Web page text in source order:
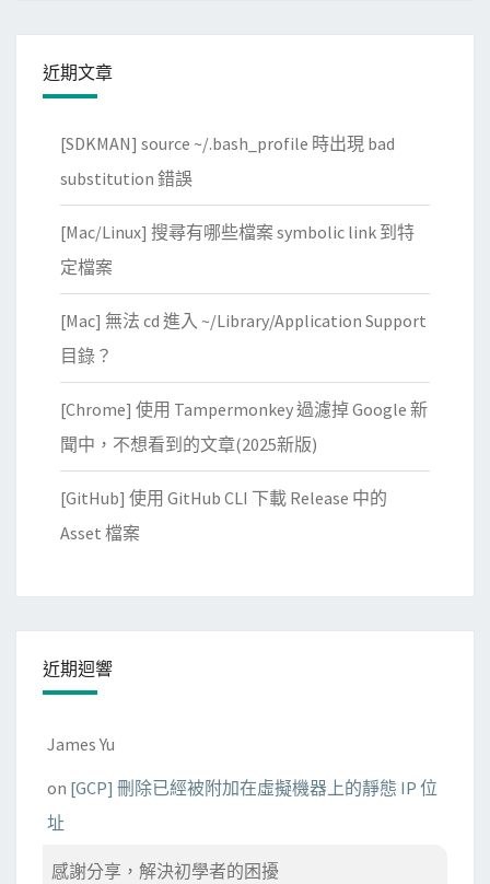
O
S
l
e
t
e
V
e
r
s
i
使
近期文章
[SDKMAN] source ~/.bash_profile 時出現 bad
substitution 錯誤
[Mac/Linux] 搜尋有哪些檔案 symbolic link 到特
定檔案
[Mac] 無法 cd 進入 ~/Library/Application Support
目錄？
[Chrome] 使用 Tampermonkey 過濾掉 Google 新
聞中，不想看到的文章(2025新版)
[GitHub] 使用 GitHub CLI 下載 Release 中的
Asset 檔案
近期迴響
James Yu
on [GCP] 刪除已經被附加在虛擬機器上的靜態 IP 位
址
感謝分享，解決初學者的困擾